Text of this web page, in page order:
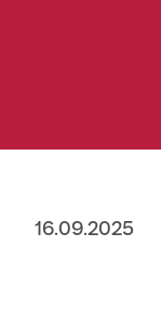
16.09.2025